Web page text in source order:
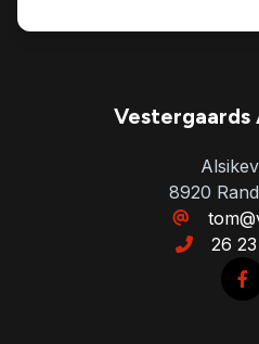
Vestergaards
8920
26